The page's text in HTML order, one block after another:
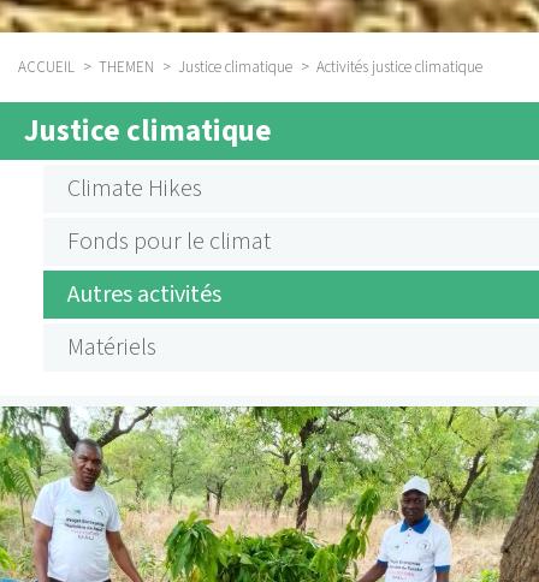
FIL
D'ARIANE
ACCUEIL THEMEN Justice climatique Activités justice climatique
SUBMENU
AKTIVITÄTEN
KLIMAGERECHTIGKEIT
FRANZÖSISCH
Justice climatique
Climate Hikes
Fonds pour le climat
Autres activités
Matériels